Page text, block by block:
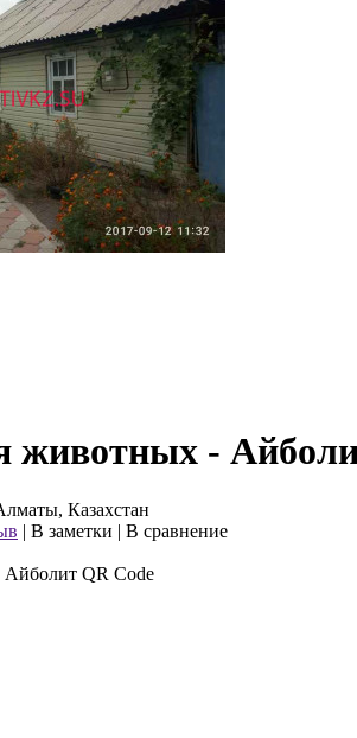
животных -
Казахстан
| В заметки | В сравнение